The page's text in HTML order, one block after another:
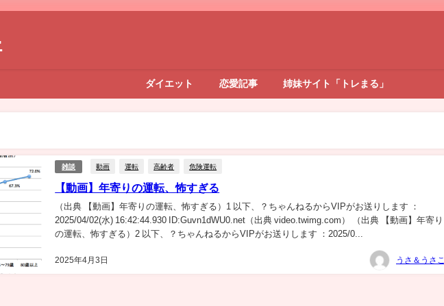
ダイエット 恋愛記事 姉妹サイト「トレまる」
雑談 動画 運転 高齢者 危険運転
【動画】年寄りの運転、怖すぎる
2025年4月3日
（出典 【動画】年寄りの運転、怖すぎる）1 以下、？ちゃんねるからVIPがお送りします ：
2025/04/02(水) 16:42:44.930 ID:Guvn1dWU0.net（出典 video.twimg.com） （出典 【動画】年寄り
の運転、怖すぎる）2 以下、？ちゃんねるからVIPがお送りします ：2025/0...
うさ＆うさこ